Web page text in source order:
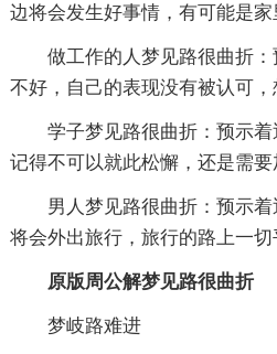
边将会发生好事情，有可能是
做工作的人梦见路很曲折
不好，自己的表现没有被认可
学子梦见路很曲折：预示着
记得不可以就此松懈，还是需要
男人梦见路很曲折：预示
将会外出旅行，旅行的路上一切
原版周公解梦见路很曲折
梦岐路难进